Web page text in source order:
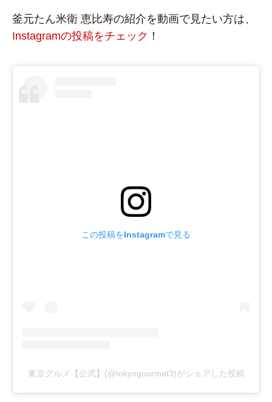
釜元たん米衛 恵比寿の紹介を動画で見たい方は、
Instagramの投稿をチェック ！
この投稿をInstagramで見る
東京グルメ【公式】(@tokyogourmet3)がシェアした投稿